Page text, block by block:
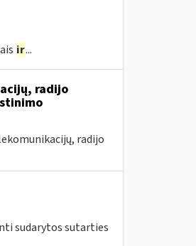
ir...
radijo
radijo
sudarytos sutarties